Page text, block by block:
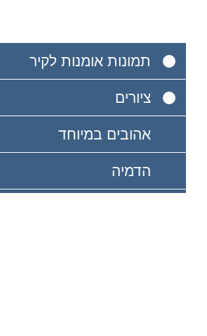
תמונות אומנות לקיר
ציורים
אהובים במיוחד
הדמיה